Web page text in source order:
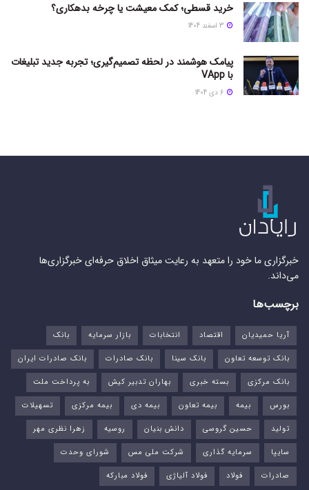
خرید قسطی؛ کمک معیشت یا چرخه بدهکاری؟
پیامک هوشمند در لحظه تصمیم‌گیری؛ تجربه جدید تبلیغات
با VApp
خبرگزاری ما خود را متعهد به رعایت میثاق اخلاق حرفه‌ای خبرگزاری‌ها
می‌داند.
برچسب‌ها
آریا حمیدیان اقتصاد انتخابات بازار سرمایه
بانک
بانک توسعه تعاون
بانک سینا بانک صادرات
بانک صادرات ایران
بانک مرکزی
بسته خبری بهاران تدبیر کیش
به پرداخت ملت
بورس‌
بیمه بیمه تعاون بیمه دی بیمه مرکزی
تسهیلات
تولید
حسین گروسی دانش بنیان روسیه
زهرا نظری مهر
سایپا
سرمایه گذاری شرکت ملی مس
شورای وحدت
صادرات
فولاد فولاد آلیاژی فولاد مبارکه